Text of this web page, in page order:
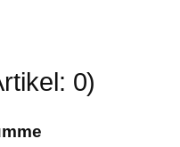
0)